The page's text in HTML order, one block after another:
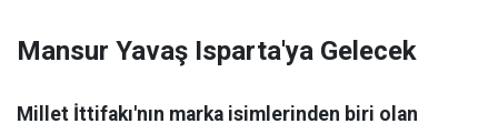
Mansur Yavaş Isparta'ya Gelecek
Millet İttifakı'nın marka isimlerinden biri olan